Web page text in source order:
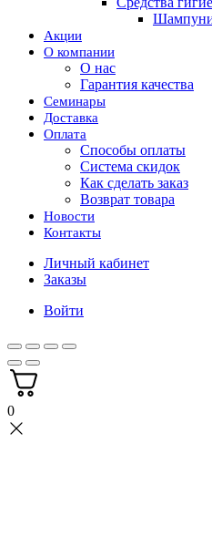
Акции
О компании
О нас
Гарантия качества
Семинары
Доставка
Оплата
Способы оплаты
Система скидок
Как сделать заказ
Возврат товара
Новости
Контакты
Личный кабинет
Заказы
Войти
0